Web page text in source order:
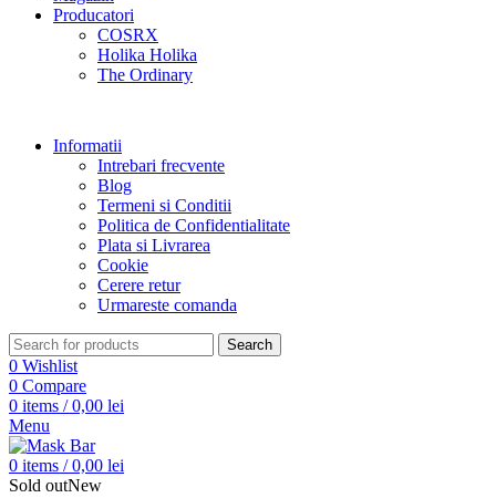
Producatori
COSRX
Holika Holika
The Ordinary
Informatii
Intrebari frecvente
Blog
Termeni si Conditii
Politica de Confidentialitate
Plata si Livrarea
Cookie
Cerere retur
Urmareste comanda
Search
0 Wishlist
0 Compare
0 items / 0,00 lei
Menu
0 items / 0,00 lei
Sold outNew